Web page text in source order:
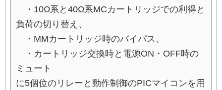
・10Ω系と40Ω系MCカートリッジでの利得と
負荷の切り替え、
・MMカートリッジ時のバイパス、
・カートリッジ交換時と電源ON・OFF時の
ミュート
に5個位のリレーと動作制御のPICマイコンを用